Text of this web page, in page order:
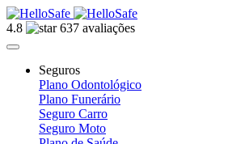
4.8 637 avaliações
Seguros
Plano Odontológico
Plano Funerário
Seguro Carro
Seguro Moto